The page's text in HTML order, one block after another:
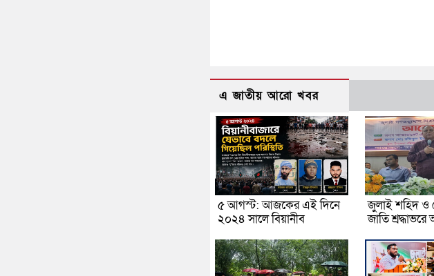
এ জাতীয় আরো খবর
৫ আগস্ট: আজকের এই দিনে
২০২৪ সালে বিয়ানীব
জুলাই শহিদ ও
জাতি